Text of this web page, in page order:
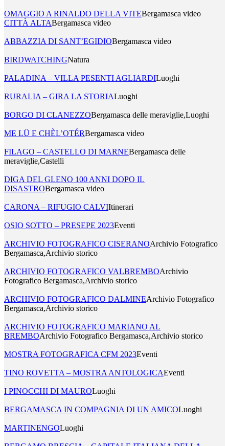
OMAGGIO A RINALDO DELLA VITEBergamasca video
CITTÀ ALTABergamasca video
ABBAZZIA DI SANT’EGIDIOBergamasca video
BIRDWATCHINGNatura
PALADINA – VILLA PESENTI AGLIARDILuoghi
RURALIA – GIRA LA STORIALuoghi
BORGO DI CLANEZZOBergamasca delle meraviglie,Luoghi
ME LÜ E CHÈL’OTÉRBergamasca video
FILAGO – CASTELLO DI MARNEBergamasca delle
meraviglie,Castelli
DIGA DEL GLENO 100 ANNI DOPO IL
DISASTROBergamasca video
CARONA – RIFUGIO CALVIItinerari
OSIO SOTTO – PRESEPE 2023Eventi
ARCHIVIO FOTOGRAFICO CISERANOArchivio Fotografico
Bergamasca,Archivio storico
ARCHIVIO FOTOGRAFICO VALBREMBOArchivio
Fotografico Bergamasca,Archivio storico
ARCHIVIO FOTOGRAFICO DALMINEArchivio Fotografico
Bergamasca,Archivio storico
ARCHIVIO FOTOGRAFICO MARIANO AL
BREMBOArchivio Fotografico Bergamasca,Archivio storico
MOSTRA FOTOGRAFICA CFM 2023Eventi
TINO ROVETTA – MOSTRA ANTOLOGICAEventi
I PINOCCHI DI MAUROLuoghi
BERGAMASCA IN COMPAGNIA DI UN AMICOLuoghi
MARTINENGOLuoghi